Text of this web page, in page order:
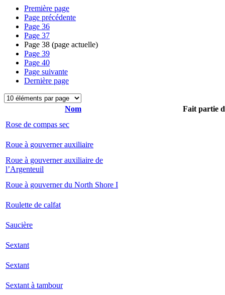
Première page
Page précédente
Page 36
Page 37
Page 38 (page actuelle)
Page 39
Page 40
Page suivante
Dernière page
Nom
Fait partie
Rose de compas sec
Roue à gouverner auxiliaire
Roue à gouverner auxiliaire de
l’Argenteuil
Roue à gouverner du North Shore I
Roulette de calfat
Saucière
Sextant
Sextant
Sextant à tambour